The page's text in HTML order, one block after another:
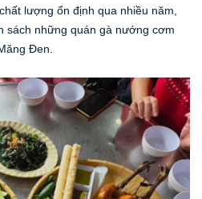
lượng ổn định qua nhiều năm,
sách những quán gà nướng cơm
Đen.